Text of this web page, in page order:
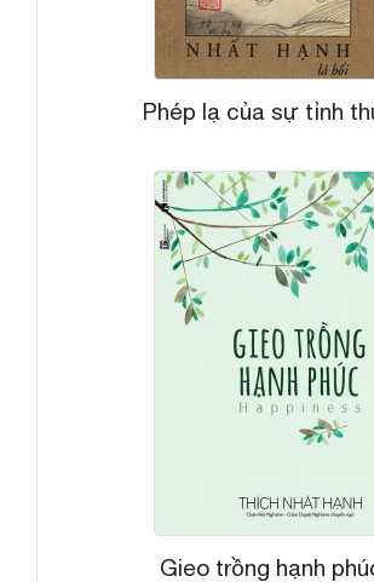
Phép lạ của sự tỉnh
Gieo trồng hạnh